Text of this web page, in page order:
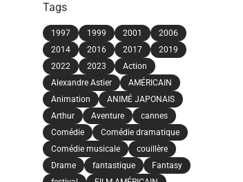
Tags
1997 1999 2001
2006
2014
2016 2017
2019
2022
2023
Action
Alexandre Astier
AMÉRICAIN
Animation
ANIMÉ JAPONAIS
Arthur
Aventure
cannes
Comédie
Comédie dramatique
Comédie musicale
couillère
Drame
fantastique
Fantasy